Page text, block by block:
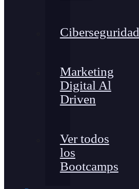
Ciberseguridad
Marketing
Digital Al
Driven
Ver todos
los
Bootcamps